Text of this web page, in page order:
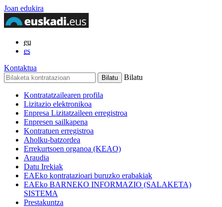
Joan edukira
eu
es
Kontaktua
Bilatu
Kontratatzailearen profila
Lizitazio elektronikoa
Enpresa Lizitatzaileen erregistroa
Enpresen sailkapena
Kontratuen erregistroa
Aholku-batzordea
Errekurtsoen organoa (KEAO)
Araudia
Datu Irekiak
EAEko kontratazioari buruzko erabakiak
EAEko BARNEKO INFORMAZIO (SALAKETA)
SISTEMA
Prestakuntza